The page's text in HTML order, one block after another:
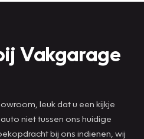
Vakgarage
leuk dat u een kijkje
niet tussen ons huidige
bij ons indienen, wij